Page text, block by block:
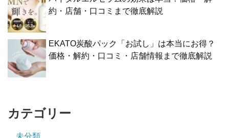
約・店舗・口コミまで徹底解説
EKATO炭酸パック「お試し」は本当にお得？
価格・解約・口コミ・店舗情報まで徹底解説
カテゴリー
未分類